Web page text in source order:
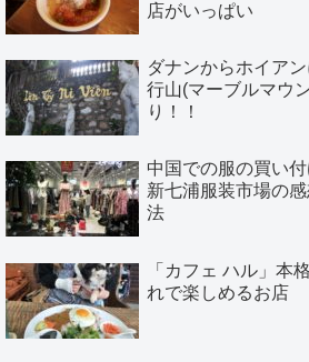
店がいっぱい
ダナンからホイア
行山(マーブルマウ
り！！
中国での服の買い
新七浦服装市場の
法
「カフェ ハル」本
れで楽しめるお店